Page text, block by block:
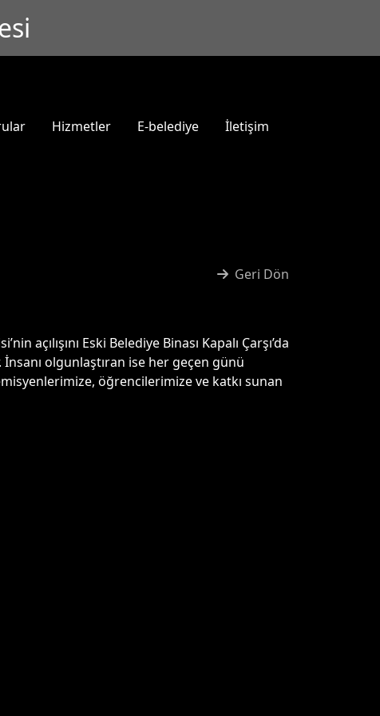
Hizmetler E-belediye İletişim
Geri Dön
açılışını Eski Belediye Binası Kapalı Çarşı’da
olgunlaştıran ise her geçen günü
öğrencilerimize ve katkı sunan